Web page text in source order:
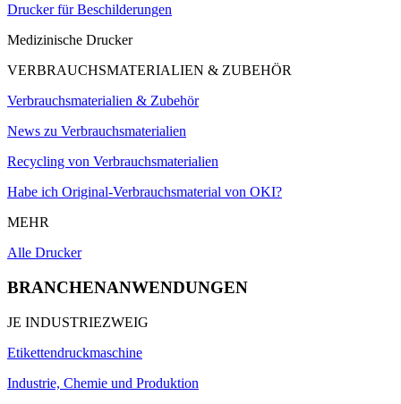
Drucker für Beschilderungen
Medizinische Drucker
VERBRAUCHSMATERIALIEN & ZUBEHÖR
Verbrauchsmaterialien & Zubehör
News zu Verbrauchsmaterialien
Recycling von Verbrauchsmaterialien
Habe ich Original-Verbrauchsmaterial von OKI?
MEHR
Alle Drucker
BRANCHENANWENDUNGEN
JE INDUSTRIEZWEIG
Etikettendruckmaschine
Industrie, Chemie und Produktion